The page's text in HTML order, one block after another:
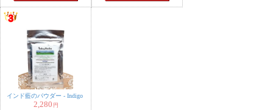
インド藍のパウダー - Indigo
2,280 円